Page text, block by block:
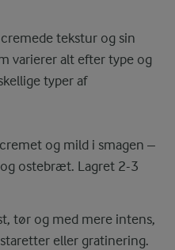
tekstur og sin
varierer alt efter type og
typer af
og mild i smagen –
ostebræt. Lagret 2-3
tør og med mere intens,
eller gratinering.